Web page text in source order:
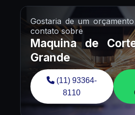
Gostaria de um
contato sobre
Maquina de
Grande
(11) 93364-
8110